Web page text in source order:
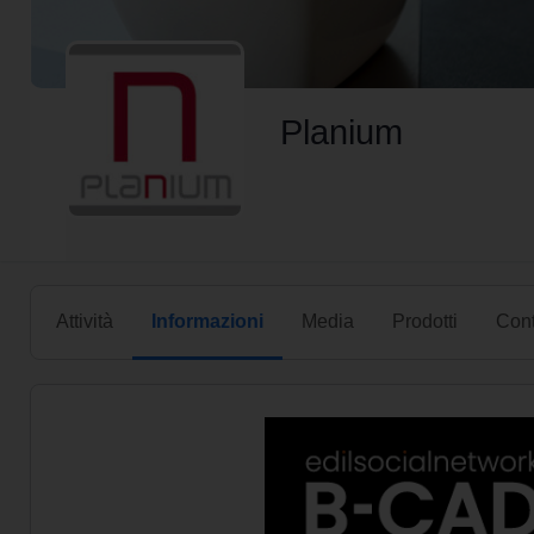
Planium
Attività Informazioni Media Prodotti